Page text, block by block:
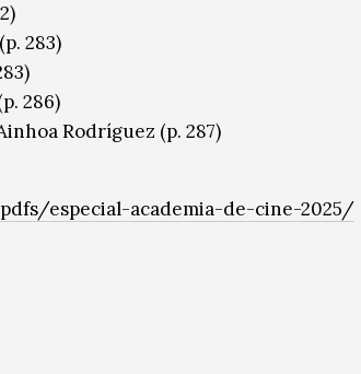
283)
286)
Rodríguez (p. 287)
especial-academia-de-cine-2025/